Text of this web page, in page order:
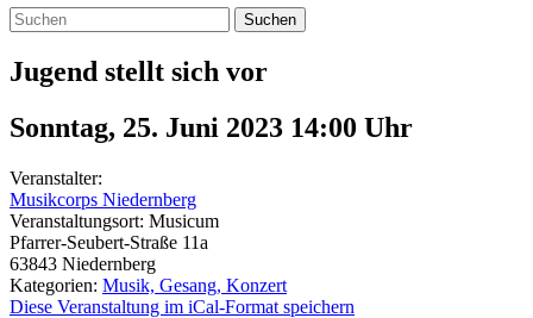
Suchen
Jugend stellt sich vor
Sonntag, 25. Juni 2023 14:00 Uhr
Veranstalter:
Musikcorps Niedernberg
Veranstaltungsort: Musicum
Pfarrer-Seubert-Straße 11a
63843 Niedernberg
Kategorien: Musik, Gesang, Konzert
Diese Veranstaltung im iCal-Format speichern